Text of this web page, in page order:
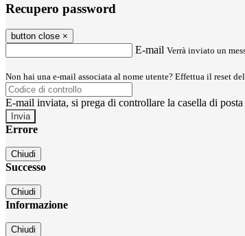
Recupero password
button close ×
E-mail Verrà inviato un
Non hai una e-mail associata al nome utente? Effettua il reset
E-mail inviata, si prega di controllare la casella di
Errore
Chiudi
Successo
Chiudi
Informazione
Chiudi